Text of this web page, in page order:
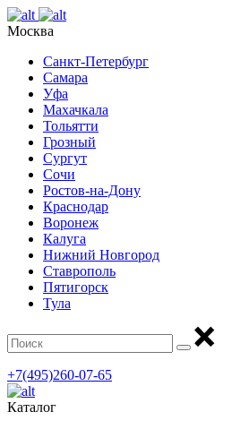
Москва
Санкт-Петербург
Самара
Уфа
Махачкала
Тольятти
Грозный
Сургут
Сочи
Ростов-на-Дону
Краснодар
Воронеж
Калуга
Нижний Новгород
Ставрополь
Пятигорск
Тула
+7(495)260-07-65
Каталог